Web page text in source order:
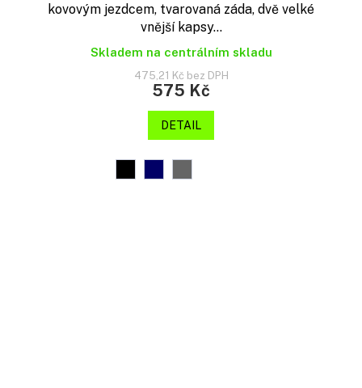
kovovým jezdcem, tvarovaná záda, dvě velké
vnější kapsy...
Skladem na centrálním skladu
475,21 Kč bez DPH
575 Kč
DETAIL